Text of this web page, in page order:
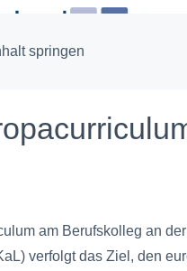
springen
am Berufskolleg an der
verfolgt das Ziel, den